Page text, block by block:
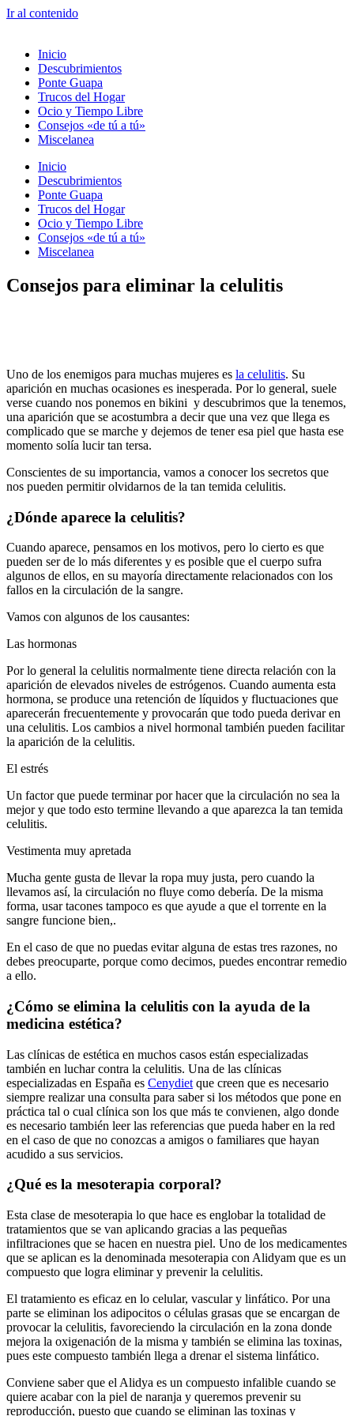
Ir al contenido
Inicio
Descubrimientos
Ponte Guapa
Trucos del Hogar
Ocio y Tiempo Libre
Consejos «de tú a tú»
Miscelanea
Inicio
Descubrimientos
Ponte Guapa
Trucos del Hogar
Ocio y Tiempo Libre
Consejos «de tú a tú»
Miscelanea
Consejos para eliminar la celulitis
Uno de los enemigos para muchas mujeres es la celulitis. Su
aparición en muchas ocasiones es inesperada. Por lo general, suele
verse cuando nos ponemos en bikini y descubrimos que la tenemos,
una aparición que se acostumbra a decir que una vez que llega es
complicado que se marche y dejemos de tener esa piel que hasta ese
momento solía lucir tan tersa.
Conscientes de su importancia, vamos a conocer los secretos que
nos pueden permitir olvidarnos de la tan temida celulitis.
¿Dónde aparece la celulitis?
Cuando aparece, pensamos en los motivos, pero lo cierto es que
pueden ser de lo más diferentes y es posible que el cuerpo sufra
algunos de ellos, en su mayoría directamente relacionados con los
fallos en la circulación de la sangre.
Vamos con algunos de los causantes:
Las hormonas
Por lo general la celulitis normalmente tiene directa relación con la
aparición de elevados niveles de estrógenos. Cuando aumenta esta
hormona, se produce una retención de líquidos y fluctuaciones que
aparecerán frecuentemente y provocarán que todo pueda derivar en
una celulitis. Los cambios a nivel hormonal también pueden facilitar
la aparición de la celulitis.
El estrés
Un factor que puede terminar por hacer que la circulación no sea la
mejor y que todo esto termine llevando a que aparezca la tan temida
celulitis.
Vestimenta muy apretada
Mucha gente gusta de llevar la ropa muy justa, pero cuando la
llevamos así, la circulación no fluye como debería. De la misma
forma, usar tacones tampoco es que ayude a que el torrente en la
sangre funcione bien,.
En el caso de que no puedas evitar alguna de estas tres razones, no
debes preocuparte, porque como decimos, puedes encontrar remedio
a ello.
¿Cómo se elimina la celulitis con la ayuda de la
medicina estética?
Las clínicas de estética en muchos casos están especializadas
también en luchar contra la celulitis. Una de las clínicas
especializadas en España es Cenydiet que creen que es necesario
siempre realizar una consulta para saber si los métodos que pone en
práctica tal o cual clínica son los que más te convienen, algo donde
es necesario también leer las referencias que pueda haber en la red
en el caso de que no conozcas a amigos o familiares que hayan
acudido a sus servicios.
¿Qué es la mesoterapia corporal?
Esta clase de mesoterapia lo que hace es englobar la totalidad de
tratamientos que se van aplicando gracias a las pequeñas
infiltraciones que se hacen en nuestra piel. Uno de los medicamentes
que se aplican es la denominada mesoterapia con Alidyam que es un
compuesto que logra eliminar y prevenir la celulitis.
El tratamiento es eficaz en lo celular, vascular y linfático. Por una
parte se eliminan los adipocitos o células grasas que se encargan de
provocar la celulitis, favoreciendo la circulación en la zona donde
mejora la oxigenación de la misma y también se elimina las toxinas,
pues este compuesto también llega a drenar el sistema linfático.
Conviene saber que el Alidya es un compuesto infalible cuando se
quiere acabar con la piel de naranja y queremos prevenir su
reproducción, puesto que cuando se eliminan las toxinas y